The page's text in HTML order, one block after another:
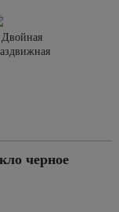
Двойная
черное